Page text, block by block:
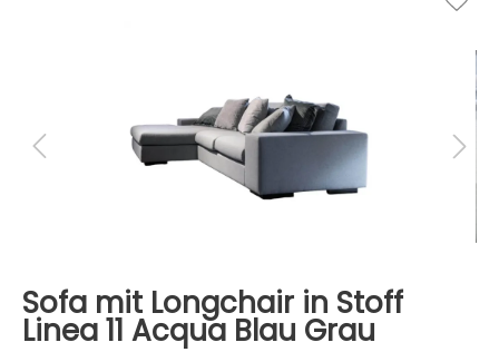
Sofa mit Longchair in Stoff
Linea 11 Acqua Blau Grau